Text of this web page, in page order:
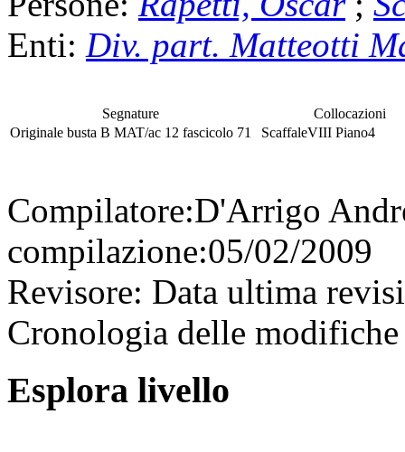
Enti: Div. part. Matteotti
Segnature
Originale busta B MAT/ac 12 fascicolo 71
Collocazioni
ScaffaleVIII Piano4
Compilatore:D'Arrigo
compilazione:05/02/2009
Revisore: Data ultima
Cronologia delle
Esplora livello